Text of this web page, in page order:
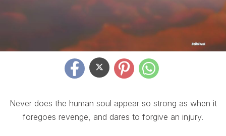
Never does the human soul appear so strong as when it
foregoes revenge, and dares to forgive an injury.